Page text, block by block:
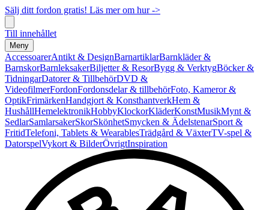
Sälj ditt fordon gratis! Läs mer om hur ->
Till innehållet
Meny
AccessoarerAntikt & DesignBarnartiklarBarnkläder &
BarnskorBarnleksakerBiljetter & ResorBygg & VerktygBöcker &
TidningarDatorer & TillbehörDVD &
VideofilmerFordonFordonsdelar & tillbehörFoto, Kameror &
OptikFrimärkenHandgjort & KonsthantverkHem &
HushållHemelektronikHobbyKlockorKläderKonstMusikMynt &
SedlarSamlarsakerSkorSkönhetSmycken & ÄdelstenarSport &
FritidTelefoni, Tablets & WearablesTrädgård & VäxterTV-spel &
DatorspelVykort & BilderÖvrigtInspiration